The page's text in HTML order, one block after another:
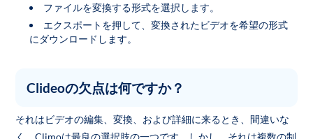
ファイルを変換する形式を選択します。
エクスポートを押して、変換されたビデオを希望の形式
にダウンロードします。
Clideoの欠点は何ですか？
それはビデオの編集、変換、および詳細に来るとき、間違いな
く、Climoは最良の選択肢の一つです。しかし、それは複数の制